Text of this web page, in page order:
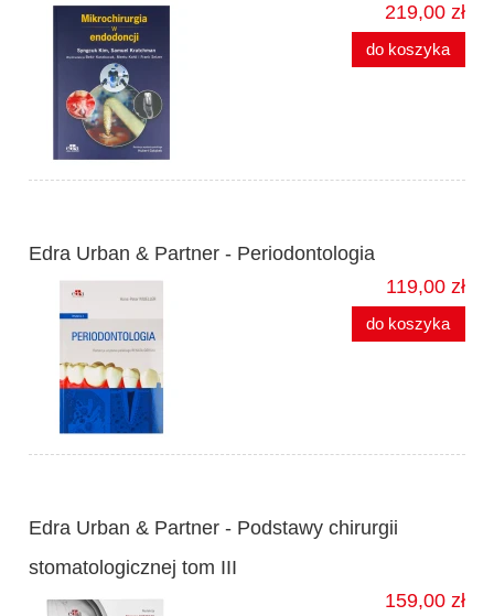
219,00 zł
do koszyka
Edra Urban & Partner - Periodontologia
119,00 zł
do koszyka
Edra Urban & Partner - Podstawy chirurgii
stomatologicznej tom III
159,00 zł